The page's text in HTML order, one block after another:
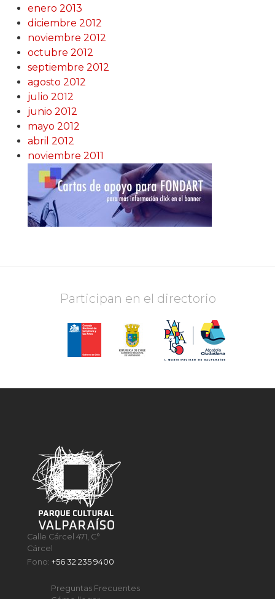
enero 2013
diciembre 2012
noviembre 2012
octubre 2012
septiembre 2012
agosto 2012
julio 2012
junio 2012
mayo 2012
abril 2012
noviembre 2011
Participan en el directorio
Calle Cárcel 471, C°
Cárcel
Fono:+56 32 235 9400
Preguntas Frecuentes